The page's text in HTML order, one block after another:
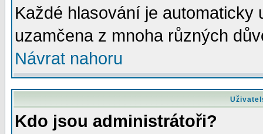
Každé hlasování je automaticky
uzamčena z mnoha různých
Návrat nahoru
Kdo jsou administrátoři?